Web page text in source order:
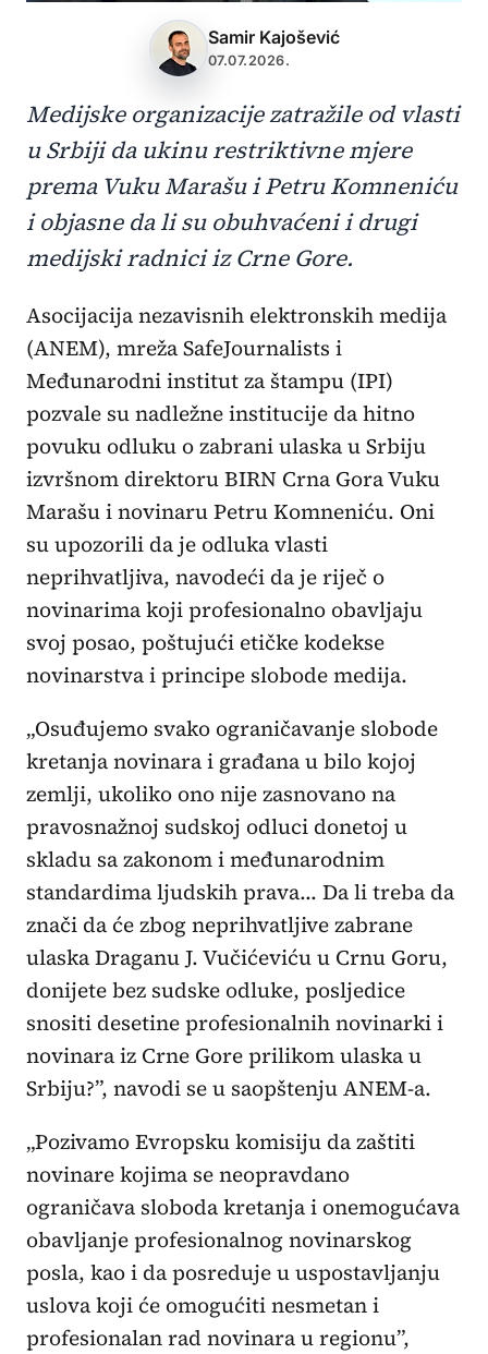
Samir Kajošević
07.07.2026.
Medijske organizacije zatražile od vlasti
u Srbiji da ukinu restriktivne mjere
prema Vuku Marašu i Petru Komneniću
i objasne da li su obuhvaćeni i drugi
medijski radnici iz Crne Gore.
Asocijacija nezavisnih elektronskih medija
(ANEM), mreža SafeJournalists i
Međunarodni institut za štampu (IPI)
pozvale su nadležne institucije da hitno
povuku odluku o zabrani ulaska u Srbiju
izvršnom direktoru BIRN Crna Gora Vuku
Marašu i novinaru Petru Komneniću. Oni
su upozorili da je odluka vlasti
neprihvatljiva, navodeći da je riječ o
novinarima koji profesionalno obavljaju
svoj posao, poštujući etičke kodekse
novinarstva i principe slobode medija.
„Osuđujemo svako ograničavanje slobode
kretanja novinara i građana u bilo kojoj
zemlji, ukoliko ono nije zasnovano na
pravosnažnoj sudskoj odluci donetoj u
skladu sa zakonom i međunarodnim
standardima ljudskih prava... Da li treba da
znači da će zbog neprihvatljive zabrane
ulaska Draganu J. Vučićeviću u Crnu Goru,
donijete bez sudske odluke, posljedice
snositi desetine profesionalnih novinarki i
novinara iz Crne Gore prilikom ulaska u
Srbiju?”, navodi se u saopštenju ANEM-a.
„Pozivamo Evropsku komisiju da zaštiti
novinare kojima se neopravdano
ograničava sloboda kretanja i onemogućava
obavljanje profesionalnog novinarskog
posla, kao i da posreduje u uspostavljanju
uslova koji će omogućiti nesmetan i
profesionalan rad novinara u regionu”,